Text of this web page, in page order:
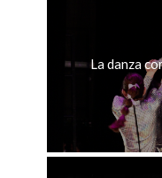
La danza